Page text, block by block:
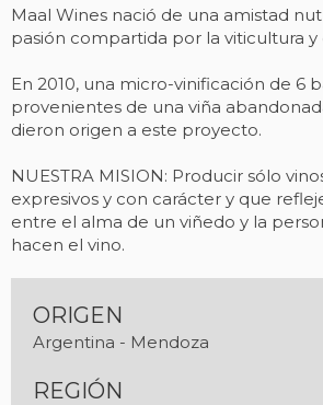
Maal Wines nació de una amistad
pasión compartida por la viticultura y
En 2010, una micro-vinificación de 6
provenientes de una viña
dieron origen a este proyecto.
NUESTRA MISION: Producir sólo
expresivos y con carácter y que
entre el alma de un viñedo y la
hacen el vino.
ORIGEN
Argentina - Mendoza
REGIÓN